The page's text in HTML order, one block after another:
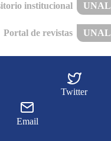
institucional UNAL
Portal de revistas UNAL
Twitter
Email